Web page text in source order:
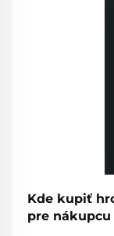
Kde kupiť
pre nákupcu